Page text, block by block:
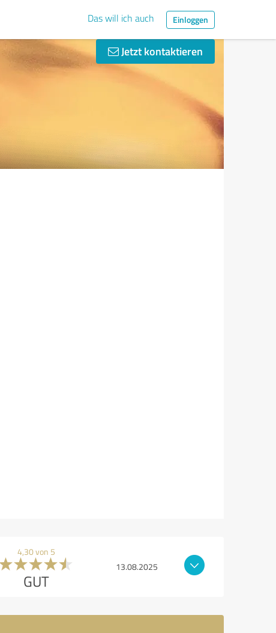
Das will ich auch Einloggen
Jetzt kontaktieren
4,30 von 5
GUT
13.08.2025